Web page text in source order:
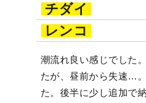
チダイ
レンコ
潮流れ良い感じでした
たが、昼前から失速…
た。後半に少し追加で